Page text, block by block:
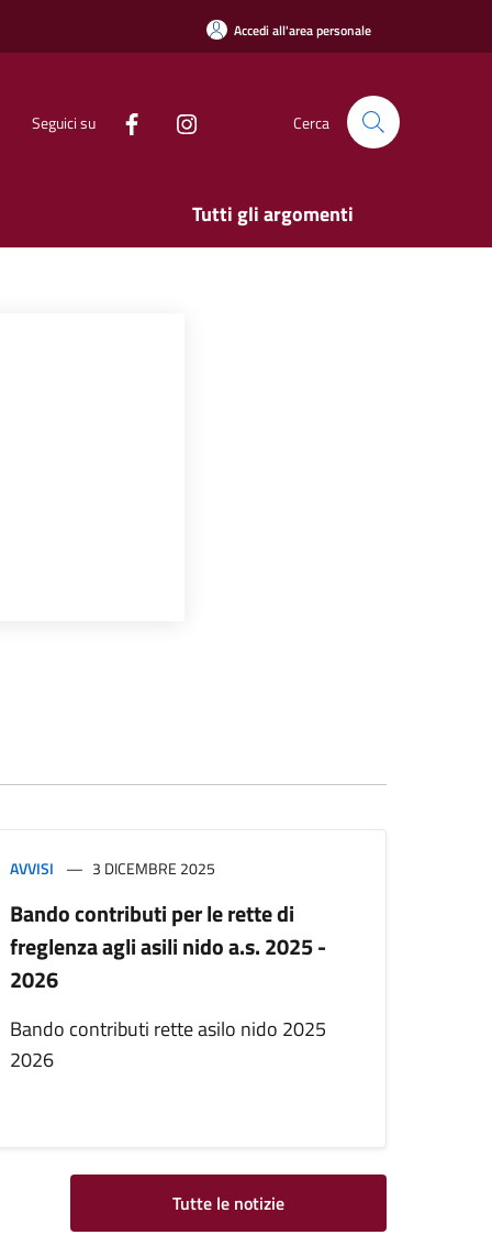
Accedi all'area personale
Seguici su Cerca
Tutti gli argomenti
AVVISI 3 DICEMBRE 2025
Bando contributi per le rette di
freglenza agli asili nido a.s. 2025 -
2026
Bando contributi rette asilo nido 2025
2026
Tutte le notizie